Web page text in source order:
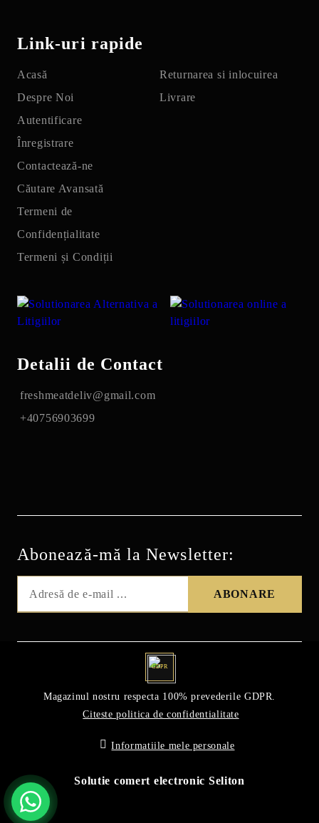
Link-uri rapide
Acasă
Despre Noi
Autentificare
Înregistrare
Contactează-ne
Căutare Avansată
Termeni de
Confidențialitate
Termeni și Condiții
Returnarea si inlocuirea
Livrare
Detalii de Contact
freshmeatdeliv@gmail.com
+40756903699
Abonează-mă la Newsletter:
GDPR
Magazinul nostru respecta 100% prevederile GDPR.
Citeste politica de confidentialitate
Informatiile mele personale
Solutie comert electronic Seliton